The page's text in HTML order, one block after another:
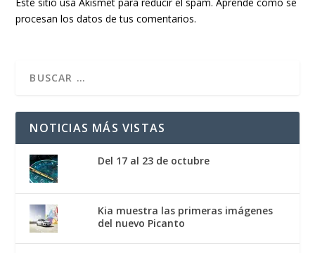
procesan los datos de tus comentarios.
NOTICIAS MÁS VISTAS
Del 17 al 23 de octubre
Kia muestra las primeras imágenes
del nuevo Picanto